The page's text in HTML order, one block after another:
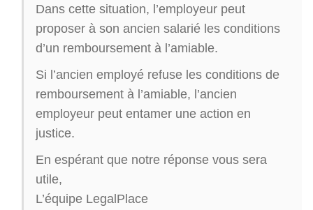
Dans cette situation, l’employeur peut
proposer à son ancien salarié les conditions
d’un remboursement à l’amiable.
Si l’ancien employé refuse les conditions de
remboursement à l’amiable, l’ancien
employeur peut entamer une action en
justice.
En espérant que notre réponse vous sera
utile,
L’équipe LegalPlace